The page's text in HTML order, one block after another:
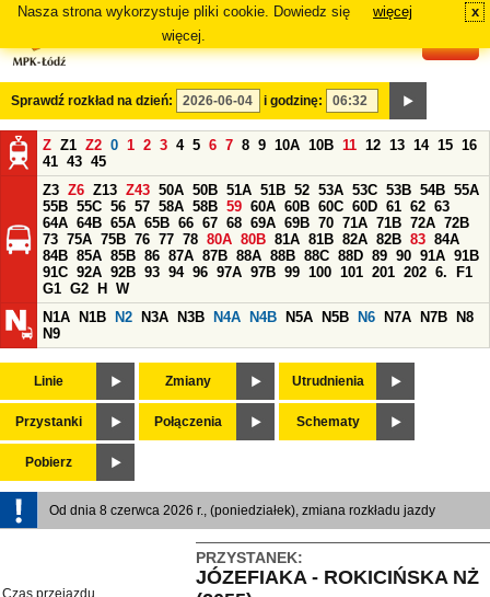
Nasza strona wykorzystuje pliki cookie. Dowiedz się
więcej.
więcej x
Sprawdź rozkład na dzień: i godzinę:
Z Z1 Z2 0 1 2 3 4 5 6 7 8 9 10A 10B 11 12 13 14 15 16
41 43 45
Z3 Z6 Z13 Z43 50A 50B 51A 51B 52 53A 53C 53B 54B 55A
55B 55C 56 57 58A 58B 59 60A 60B 60C 60D 61 62 63
64A 64B 65A 65B 66 67 68 69A 69B 70 71A 71B 72A 72B
73 75A 75B 76 77 78 80A 80B 81A 81B 82A 82B 83 84A
84B 85A 85B 86 87A 87B 88A 88B 88C 88D 89 90 91A 91B
91C 92A 92B 93 94 96 97A 97B 99 100 101 201 202 6.
F1
G1 G2 H
W
N1A
N1B N2 N3A N3B N4A N4B N5A N5B N6 N7A N7B
N8
N9
Linie Zmiany Utrudnienia
Przystanki Połączenia Schematy
Pobierz
Od dnia 8 czerwca 2026 r., (poniedziałek), zmiana rozkładu jazdy
PRZYSTANEK:
JÓZEFIAKA - ROKICIŃSKA NŻ
Czas przejazdu